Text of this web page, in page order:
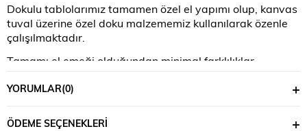
Dokulu tablolarımız tamamen özel el yapımı olup, kanvas
tuval üzerine özel doku malzememiz kullanılarak özenle
çalışılmaktadır.
Tamamı el emeği olduğundan minimal farklılıklar
Görseldeki tablolar
YORUMLAR(0)
ÖDEME SEÇENEKLERI